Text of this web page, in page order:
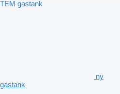
ny